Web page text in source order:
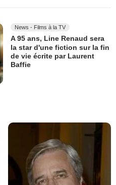
News - Films à la TV
A 95 ans, Line Renaud sera
la star d'une fiction sur la fin
de vie écrite par Laurent
Baffie